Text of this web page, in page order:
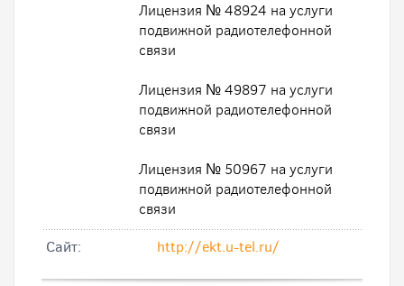
Лицензия № 48924 на услуги
подвижной радиотелефонной
связи
Лицензия № 49897 на услуги
подвижной радиотелефонной
связи
Лицензия № 50967 на услуги
подвижной радиотелефонной
связи
Cайт:
http://ekt.u-tel.ru/